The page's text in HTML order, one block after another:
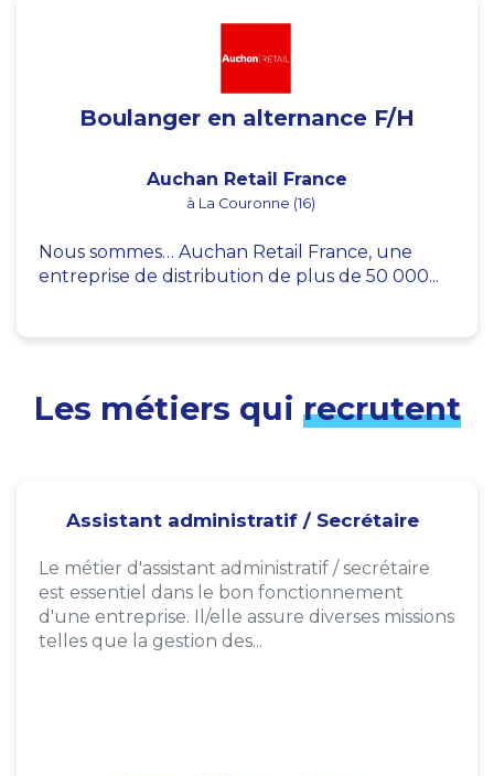
Boulanger en alternance F/H
Auchan Retail France
à La Couronne (16)
Nous sommes… Auchan Retail France, une
entreprise de distribution de plus de 50 000...
Les métiers qui recrutent
Assistant administratif / Secrétaire
Le métier d'assistant administratif / secrétaire
est essentiel dans le bon fonctionnement
d'une entreprise. Il/elle assure diverses missions
telles que la gestion des...